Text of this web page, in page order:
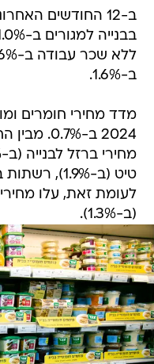
ב-12 החודשים
ב-1.6%.
מדד מחירי חומרים
2024 ב-
(ב-1.3%).